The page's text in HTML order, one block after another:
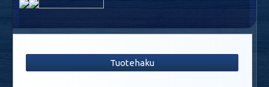
Tuotehaku